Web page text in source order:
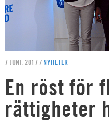
7 JUNI, 2017 / NYHETER
En röst för
rättigheter